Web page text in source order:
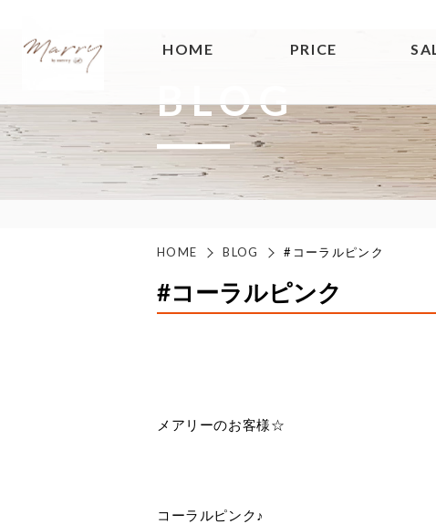
HOME PRICE
BLOG
HOME BLOG #コーラルピンク
#コーラルピンク
メアリーのお客様☆
コーラルピンク♪